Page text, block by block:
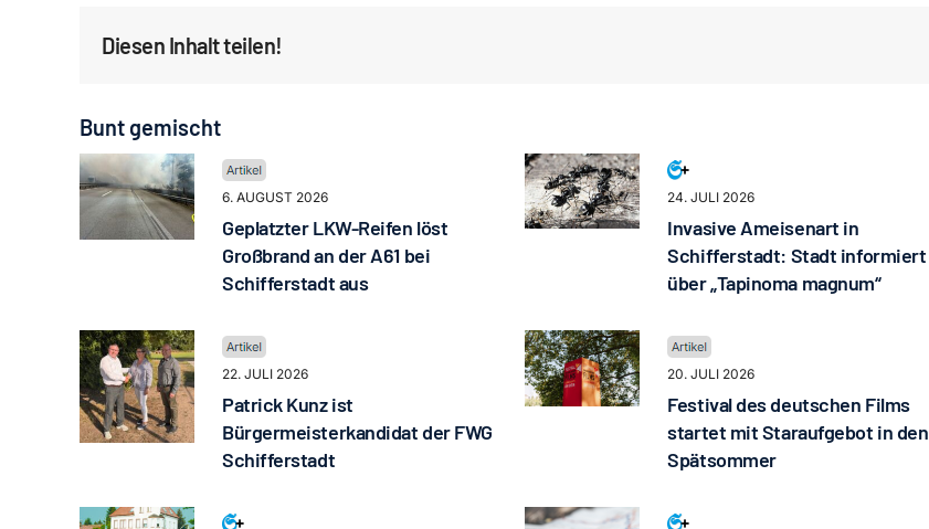
Diesen Inhalt teilen!
Bunt gemischt
6. AUGUST 2026
Geplatzter LKW-Reifen löst
Großbrand an der A61 bei
Schifferstadt aus
24. JULI 2026
Invasive Ameisenart in
Schifferstadt: Stadt informiert
über „Tapinoma magnum“
22. JULI 2026
Patrick Kunz ist
Bürgermeisterkandidat der FWG
Schifferstadt
20. JULI 2026
Festival des deutschen Films
startet mit Staraufgebot in den
Spätsommer